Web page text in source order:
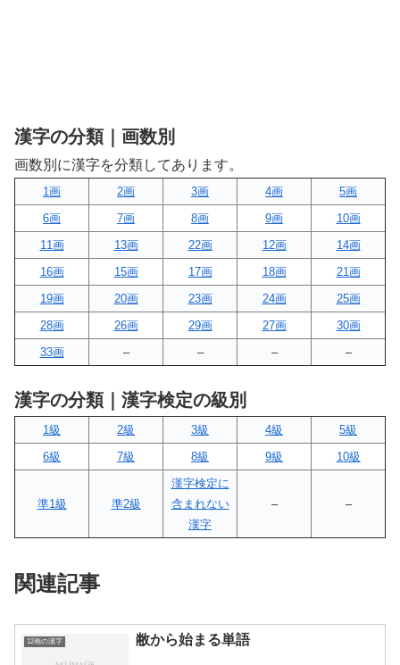
漢字の分類｜画数別
画数別に漢字を分類してあります。
1画 2画 3画 4画
5画
6画
7画 8画 9画
10画
11画
13画 22画 12画
14画
16画
15画 17画 18画
21画
19画
20画 23画 24画
25画
28画
26画 29画 27画
30画
33画
– – – –
漢字の分類｜漢字検定の級別
1級 2級 3級 4級
5級
6級
7級 8級 9級 10級
準1級 準2級
漢字検定に
含まれない
漢字
– –
関連記事
12画の漢字 敝から始まる単語